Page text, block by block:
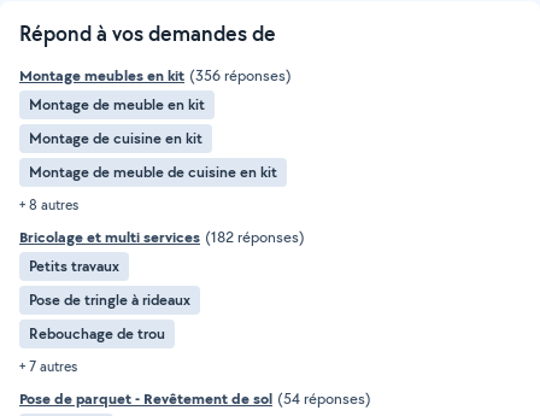
Répond à vos demandes de
Montage meubles en kit (356 réponses)
Montage de meuble en kit
Montage de cuisine en kit
Montage de meuble de cuisine en kit
+ 8 autres
Bricolage et multi services (182 réponses)
Petits travaux
Pose de tringle à rideaux
Rebouchage de trou
+ 7 autres
Pose de parquet - Revêtement de sol (54 réponses)